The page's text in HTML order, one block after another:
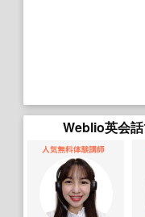
Weblio英会話